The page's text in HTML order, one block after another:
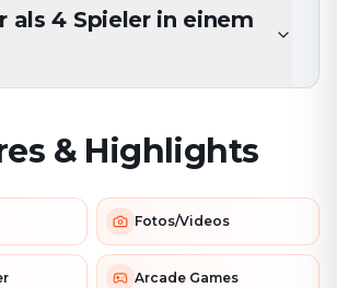
als 4 Spieler in einem
& Highlights
Fotos/Videos
Arcade Games